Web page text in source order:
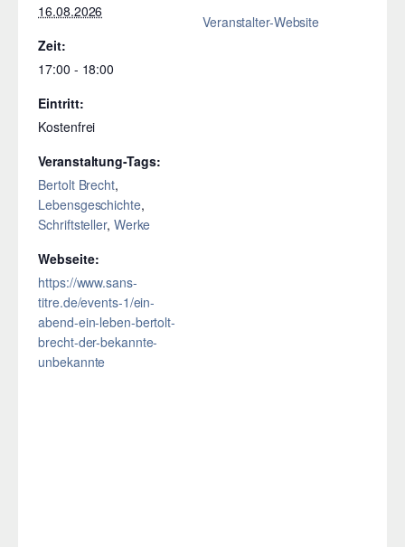
16.08.2026
Zeit:
17:00 - 18:00
Eintritt:
Kostenfrei
Veranstaltung-Tags:
Bertolt Brecht,
Lebensgeschichte,
Schriftsteller, Werke
Webseite:
https://www.sans-
titre.de/events-1/ein-
abend-ein-leben-bertolt-
brecht-der-bekannte-
unbekannte
Veranstalter-Website